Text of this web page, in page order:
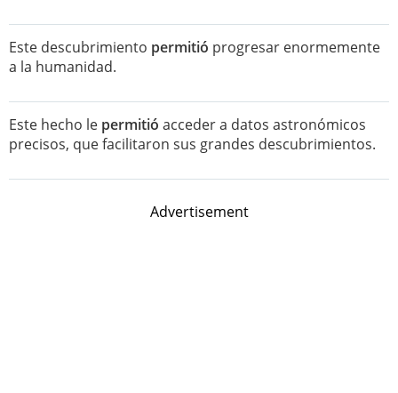
Este descubrimiento permitió progresar enormemente
a la humanidad.
Este hecho le permitió acceder a datos astronómicos
precisos, que facilitaron sus grandes descubrimientos.
Advertisement